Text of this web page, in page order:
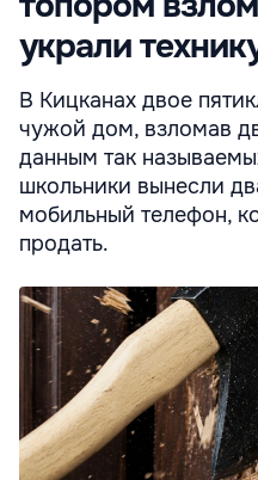
украли
В Кицканах двое
чужой дом, взломав
данным так
школьники вынесли
мобильный телефон,
продать.